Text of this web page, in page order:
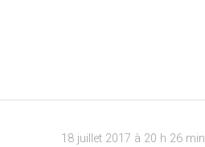
18 juillet 2017 à 20 h 26 min